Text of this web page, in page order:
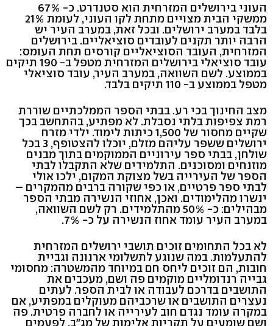
העוני בירושלים המזרחית הוא סטנדרט. כ- 67%
ממשקי הבית מצויים מתחת לקו העוני, לעומת 21%
בלבד במערב ירושלים. ובכל זאת, במערב העיר יש
הרבה יותר תקנים לעובדים סוציאליים. בירושלים
המזרחית, העובד הסוציאליים קורסים תחת העומס:
עובד סוציאלי בירושלים המזרחית מטפל ב- 190 תיקים
בממוצע. לשם השוואה, במערב העיר, עובד סוציאלי
מטפל בממוצע ב- 110 תיקים בלבד.
מצב החינוך בכי רע. בבתי הספר הממלכתיים שוררת
רמת צפיפות בלתי נסבלת. לא מפתיע, בהתחשב בכך
שקיים מחסור של 1,500 כיתות לימוד. ילדי מזרח
ירושלים ששפר עליהם מזלם, יוכלו להצטופף, 3 בכל
שולחן, בבתי ספר עירוניים הממוקמים בתוך מבנים
מוזנחים ומסוכנים. התלמידים שלא התקבלו לבתי
הספר של העירייה בשל מצוקת המקום, ילכו אולי
לבתי ספר פרטיים, או כפי שקורה ברבים מהמקרים –
ינשרו מהלימודים. ואכן, אחוזי הנשירה מבתי הספר
מבהילים: כ- 50% מהתלמידים. רק לשם השוואה,
במערב העיר עומד אחוז הנשירה על כ- 7%.
לא בכל התחומים זוכים תושבי ירושלים המזרחית
להתעלמות. במה שנוגע לתשלומי ארנונה וגביית
חובות, הם זוכים ליחס חם במיוחד מהמשטרה: מחסומי
גבייה רנדומליים מוקמים פה ושם, מעכבים את
התושבים בדרכם לעבודה או לבית הספר. לעתים
נעצרים התושבים או שרכביהם מעוקלים במפתיע, אם
במקרה עומד נגדם חוב לעירייה או לחברה פרטית. פה
ושם שומעים על תקריות אלימות של מג"ב, לפעמים